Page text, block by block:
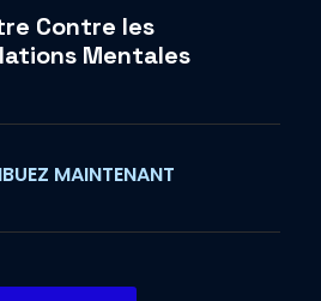
Contre les
Mentales
MAINTENANT